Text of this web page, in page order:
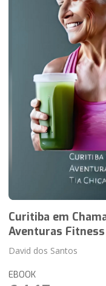
Curitiba em
Aventuras Fitness
David dos Santos
EBOOK